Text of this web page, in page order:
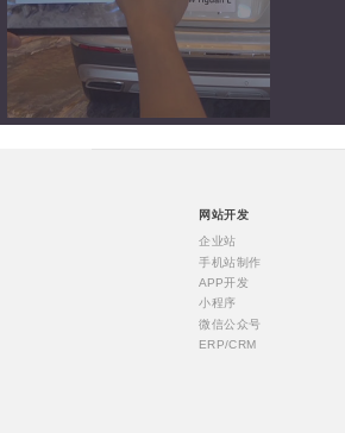
网站开发
企业站
手机站制作
APP开发
小程序
微信公众号
ERP/CRM